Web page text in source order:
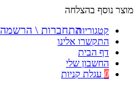
מוצר נוסף בהצלחה
קטגוריות
התקשרו אלינו
דף הבית
החשבון שלי
0 עגלת קניות
התחברות \ הרשמה